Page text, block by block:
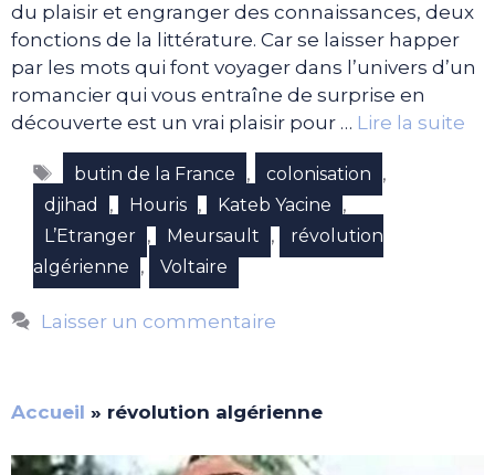
du plaisir et engranger des connaissances, deux
fonctions de la littérature. Car se laisser happer
par les mots qui font voyager dans l’univers d’un
romancier qui vous entraîne de surprise en
découverte est un vrai plaisir pour … Lire la suite
Étiquettes
butin de la France , colonisation ,
djihad , Houris , Kateb Yacine ,
L’Etranger , Meursault ,
révolution
algérienne
, Voltaire
Laisser un commentaire
Accueil » révolution algérienne